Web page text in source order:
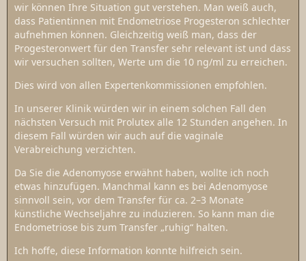
wir können Ihre Situation gut verstehen. Man weiß auch,
dass Patientinnen mit Endometriose Progesteron schlechter
aufnehmen können. Gleichzeitig weiß man, dass der
Progesteronwert für den Transfer sehr relevant ist und dass
wir versuchen sollten, Werte um die 10 ng/ml zu erreichen.
Dies wird von allen Expertenkommissionen empfohlen.
In unserer Klinik würden wir in einem solchen Fall den
nächsten Versuch mit Prolutex alle 12 Stunden angehen. In
diesem Fall würden wir auch auf die vaginale
Verabreichung verzichten.
Da Sie die Adenomyose erwähnt haben, wollte ich noch
etwas hinzufügen. Manchmal kann es bei Adenomyose
sinnvoll sein, vor dem Transfer für ca. 2–3 Monate
künstliche Wechseljahre zu induzieren. So kann man die
Endometriose bis zum Transfer „ruhig“ halten.
Ich hoffe, diese Information konnte hilfreich sein.